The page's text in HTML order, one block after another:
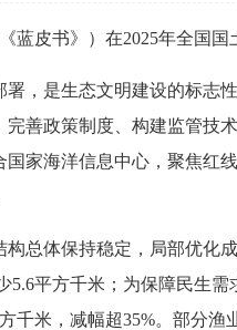
皮书》）在2025年全国国
，是生态文明建设的标志
善政策制度、构建监管技
家海洋信息中心，聚焦红
总体保持稳定，局部优
平方千米；为保障民生
千米，减幅超35%。部分